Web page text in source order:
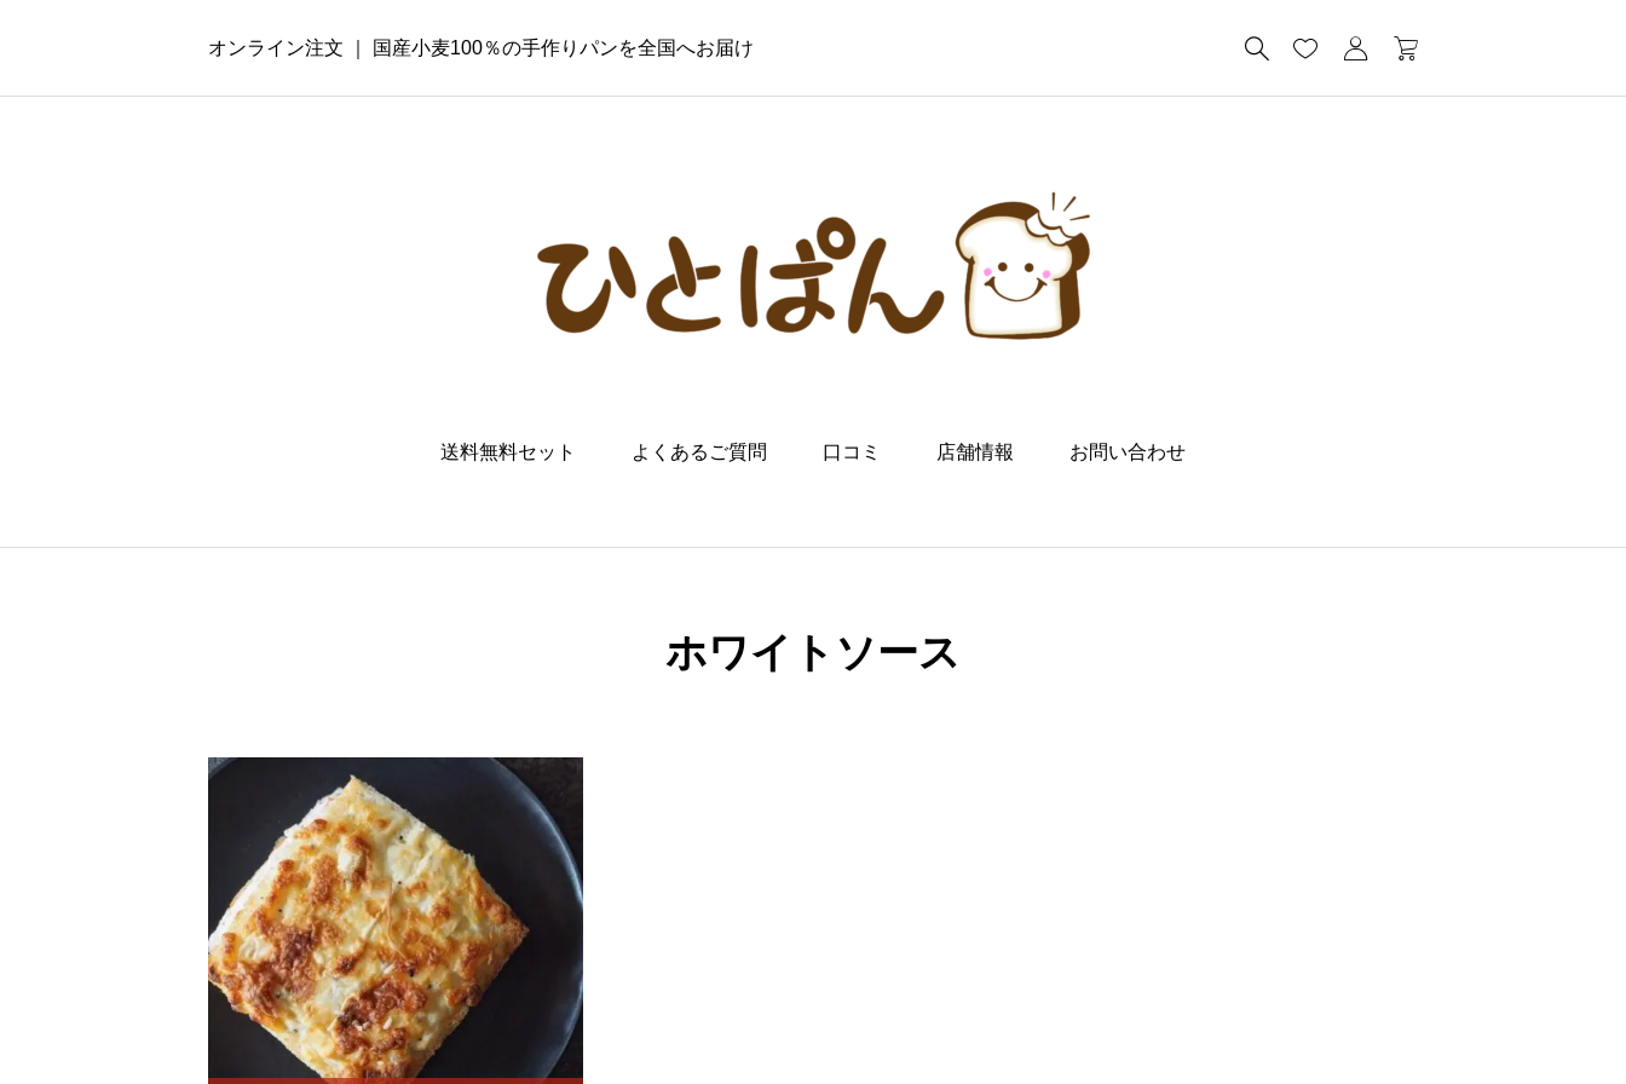
オンライン注文 ｜ 国産小麦100％の手作りパンを全国へお届け
送料無料セット よくあるご質問 口コミ 店舗情報 お問い合わせ
ホワイトソース